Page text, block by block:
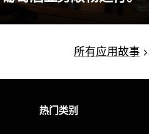
所有应用故事
热门类别